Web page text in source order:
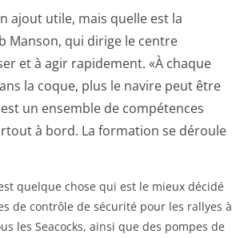
ajout utile, mais quelle est la
Manson, qui dirige le centre
et à agir rapidement. «À chaque
la coque, plus le navire peut être
un ensemble de compétences
à bord. La formation se déroule
quelque chose qui est le mieux décidé
de contrôle de sécurité pour les rallyes à
les Seacocks, ainsi que des pompes de